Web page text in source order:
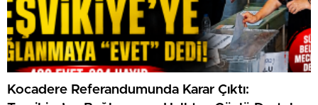
Kocadere Referandumunda Karar Çıktı: